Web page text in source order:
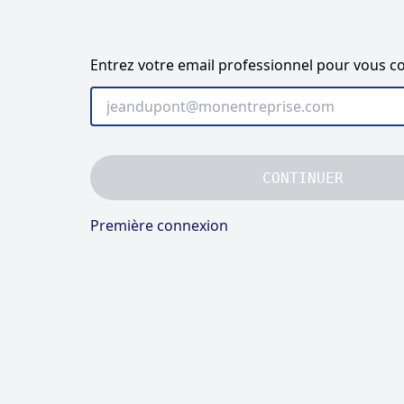
Entrez votre email professionnel pour vous
CONTINUER
Première connexion